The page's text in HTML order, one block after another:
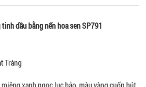
dầu bằng nến hoa sen SP791
Tràng
xanh ngọc lục bảo, màu vàng cuốn hút